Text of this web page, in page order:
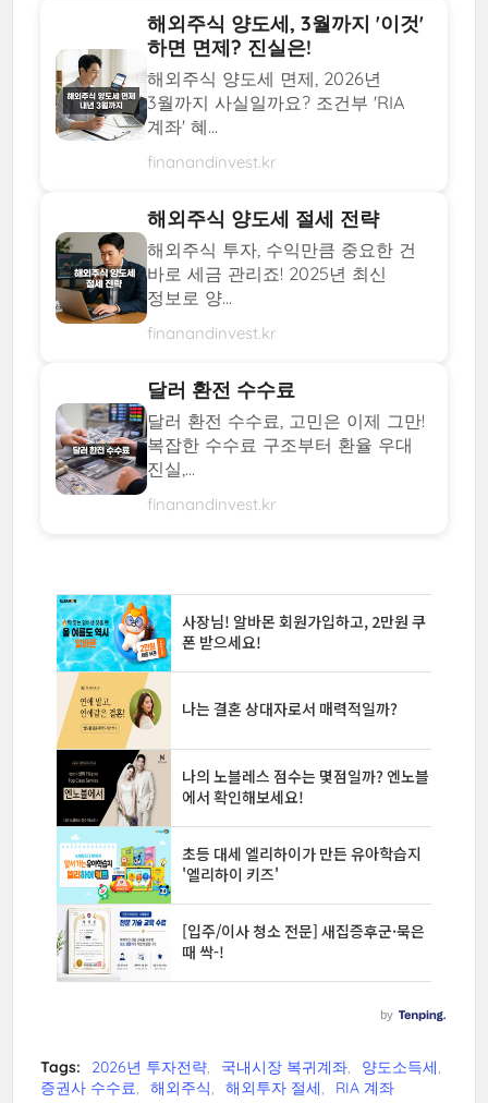
해외주식 양도세, 3월까지 '이것'
하면 면제? 진실은!
해외주식 양도세 면제, 2026년
3월까지 사실일까요? 조건부 'RIA
계좌' 혜...
finanandinvest.kr
해외주식 양도세 절세 전략
해외주식 투자, 수익만큼 중요한 건
바로 세금 관리죠! 2025년 최신
정보로 양...
finanandinvest.kr
달러 환전 수수료
달러 환전 수수료, 고민은 이제 그만!
복잡한 수수료 구조부터 환율 우대
진실,...
finanandinvest.kr
Tags: 2026년 투자전략 국내시장 복귀계좌
양도소득세
증권사 수수료
해외주식 해외투자 절세 RIA 계좌